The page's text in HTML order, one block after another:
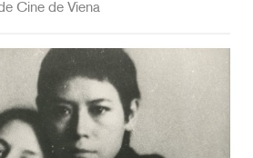
Cine de Viena